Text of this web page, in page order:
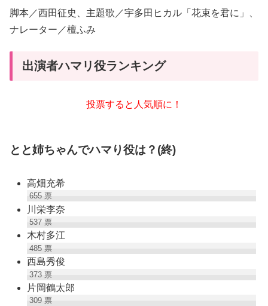
脚本／西田征史、主題歌／宇多田ヒカル「花束を君に」、
ナレーター／檀ふみ
出演者ハマリ役ランキング
投票すると人気順に！
とと姉ちゃんでハマり役は？(終)
高畑充希
655票
川栄李奈
537票
木村多江
485票
西島秀俊
373票
片岡鶴太郎
309票